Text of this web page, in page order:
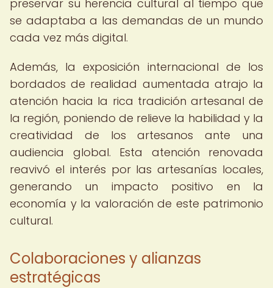
preservar su herencia cultural al tiempo que
se adaptaba a las demandas de un mundo
cada vez más digital.
Además, la exposición internacional de los
bordados de realidad aumentada atrajo la
atención hacia la rica tradición artesanal de
la región, poniendo de relieve la habilidad y la
creatividad de los artesanos ante una
audiencia global. Esta atención renovada
reavivó el interés por las artesanías locales,
generando un impacto positivo en la
economía y la valoración de este patrimonio
cultural.
Colaboraciones y alianzas
estratégicas